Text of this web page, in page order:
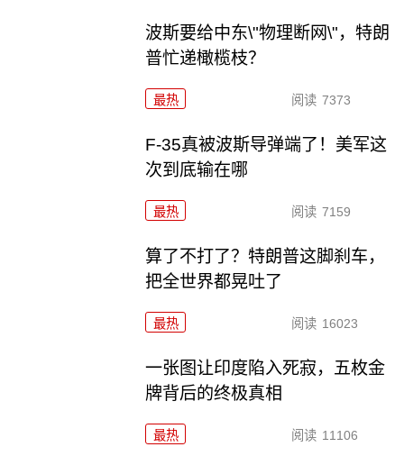
波斯要给中东\"物理断网\"，特朗
普忙递橄榄枝？
最热 阅读 7373
F-35真被波斯导弹端了！美军这
次到底输在哪
最热 阅读 7159
算了不打了？特朗普这脚刹车，
把全世界都晃吐了
最热 阅读 16023
一张图让印度陷入死寂，五枚金
牌背后的终极真相
最热 阅读 11106